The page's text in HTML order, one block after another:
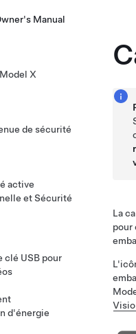
Manual
La
pour
X
de sécurité
active
et Sécurité
clé USB pour
d'énergie